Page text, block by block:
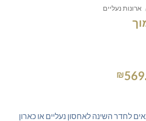
ארונות נעליים
₪
₪569.00.
לחדר השינה לאחסון נעליים או כארון